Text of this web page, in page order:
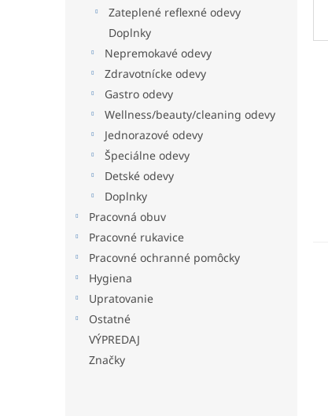
Zateplené reflexné odevy
Doplnky
Nepremokavé odevy
Zdravotnícke odevy
Gastro odevy
Wellness/beauty/cleaning odevy
Jednorazové odevy
Špeciálne odevy
Detské odevy
Doplnky
Pracovná obuv
Pracovné rukavice
Pracovné ochranné pomôcky
Hygiena
Upratovanie
Ostatné
VÝPREDAJ
Značky